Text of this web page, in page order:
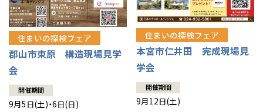
住まいの探検フェア
郡山市東原 構造現場見学
会
開催期間
9月5日(土)・6日(日)
住まいの探検フェア
本宮市仁井田 完成現場見
学会
開催期間
9月12日(土)